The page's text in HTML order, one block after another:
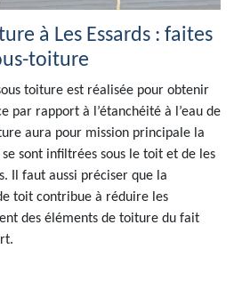
à Les Essards : faites
toiture
toiture est réalisée pour obtenir
par rapport à l’étanchéité à l’eau de
aura pour mission principale la
sont infiltrées sous le toit et de les
Il faut aussi préciser que la
toit contribue à réduire les
des éléments de toiture du fait